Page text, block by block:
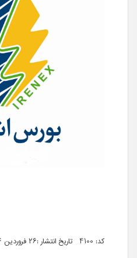
کد: 4100 تاریخ انتشار :۲۶ فروردین ۱۳۹۴ ساعت ۰۰:۳۱